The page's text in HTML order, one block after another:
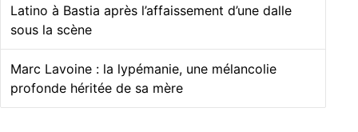
Latino à Bastia après l’affaissement d’une dalle
sous la scène
Marc Lavoine : la lypémanie, une mélancolie
profonde héritée de sa mère